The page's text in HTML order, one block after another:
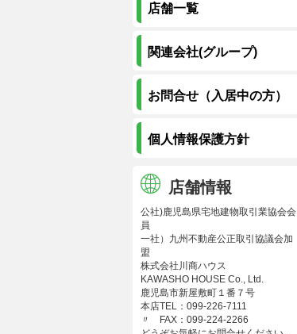
店舗一覧
関連会社(グループ)
お問合せ（入居中の方）
個人情報保護方針
店舗情報
公社)鹿児島県宅地建物取引業協会会
員
一社）九州不動産公正取引協議会加
盟
株式会社川商ハウス
KAWASHO HOUSE Co., Ltd.
鹿児島市新屋敷町１番７号
本店TEL：099-226-7111
〃 FAX：099-224-2266